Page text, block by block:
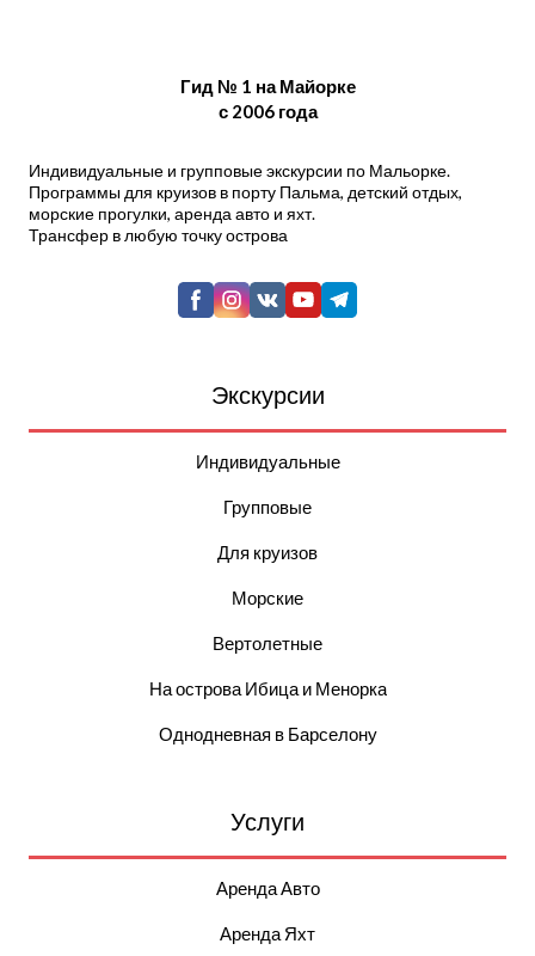
Гид № 1 на Майорке
с 2006 года
Индивидуальные и групповые экскурсии по Мальорке.
Программы для круизов в порту Пальма, детский отдых,
морские прогулки, аренда авто и яхт.
Трансфер в любую точку острова
Экскурсии
Индивидуальные
Групповые
Для круизов
Морские
Вертолетные
На острова Ибица и Менорка
Однодневная в Барселону
Услуги
Аренда Авто
Аренда Яхт